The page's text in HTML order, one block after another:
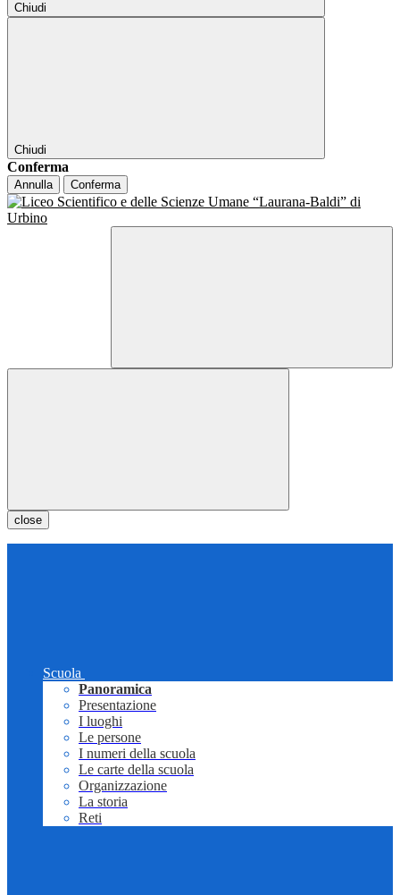
Chiudi
Chiudi
Conferma
Annulla Conferma
close
Scuola
Panoramica
Presentazione
I luoghi
Le persone
I numeri della scuola
Le carte della scuola
Organizzazione
La storia
Reti